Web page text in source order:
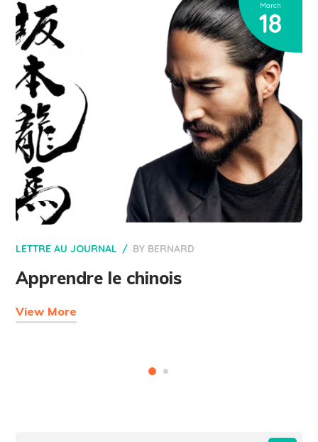
March
18
LETTRE AU JOURNAL BY BERNARD
Apprendre le chinois
View More